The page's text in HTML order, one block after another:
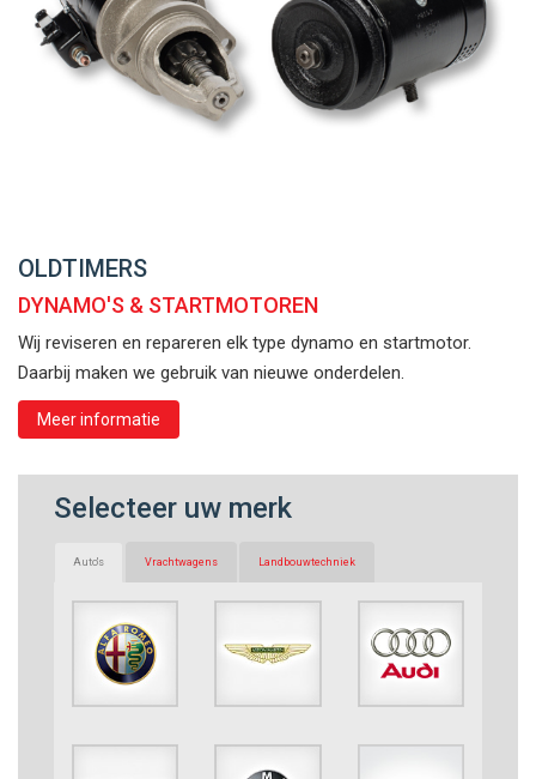
OLDTIMERS
DYNAMO'S & STARTMOTOREN
Wij reviseren en repareren elk type dynamo en startmotor.
Daarbij maken we gebruik van nieuwe onderdelen.
Meer informatie
Selecteer uw merk
Auto's Vrachtwagens Landbouwtechniek